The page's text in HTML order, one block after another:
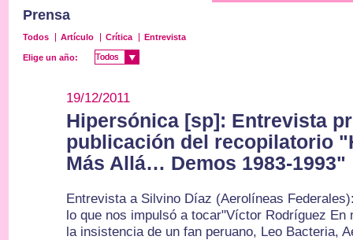
Prensa
Todos Artículo Crítica Entrevista
Elige un año: Todos
Todos
19/12/2011
Hipersónica [sp]: Entrevista
publicación del recopilatorio
Más Allá… Demos 1983-1993"
Entrevista a Silvino Díaz (Aerolíneas
lo que nos impulsó a tocar"Víctor Rodríguez En
la insistencia de un fan peruano, Leo Bacteria,